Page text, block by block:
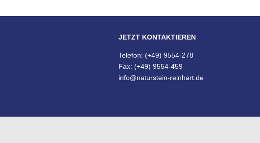
JETZT KONTAKTIEREN
Telefon: (+49) 9554-278
Fax: (+49) 9554-459
info@naturstein-reinhart.de